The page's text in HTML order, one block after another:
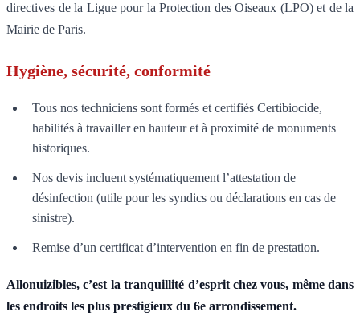
directives de la Ligue pour la Protection des Oiseaux (LPO) et de la
Mairie de Paris.
Hygiène, sécurité, conformité
Tous nos techniciens sont formés et certifiés Certibiocide,
habilités à travailler en hauteur et à proximité de monuments
historiques.
Nos devis incluent systématiquement l’attestation de
désinfection (utile pour les syndics ou déclarations en cas de
sinistre).
Remise d’un certificat d’intervention en fin de prestation.
Allonuizibles, c’est la tranquillité d’esprit chez vous, même dans
les endroits les plus prestigieux du 6e arrondissement.